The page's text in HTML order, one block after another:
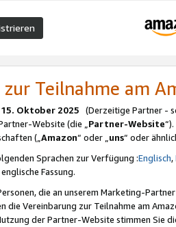
Teilnahme am
15. Oktober 2025 (Derzeitige Partner -
Website (die „Partner-Website
(„Amazon“ oder „uns“ oder
Sprachen zur Verfügung :Englisch,
Fassung.
die an unserem Marketing-
die Vereinbarung zur Teilnahme am
der Partner-Website stimmen Sie